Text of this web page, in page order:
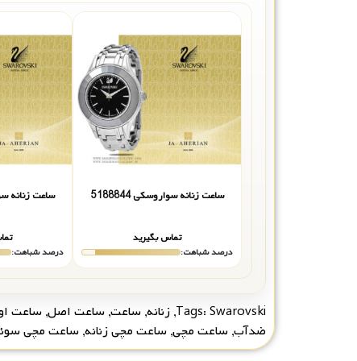
ساعت زنانه سواروسکی 5188844
تماس بگیرید
درصد شباهت:
ساعت زنانه
درصد شباهت:
Tags: Swarovski
, زنانه, ساعت, ساعت اصل, ساعت
ضدآب, ساعت مچی, ساعت مچی زنانه, ساعت مچی